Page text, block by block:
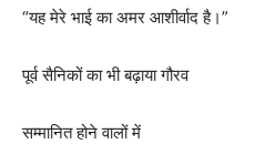
“यह मेरे भाई का अमर आशीर्वाद है।”
पूर्व सैनिकों का भी बढ़ाया गौरव
सम्मानित होने वालों में